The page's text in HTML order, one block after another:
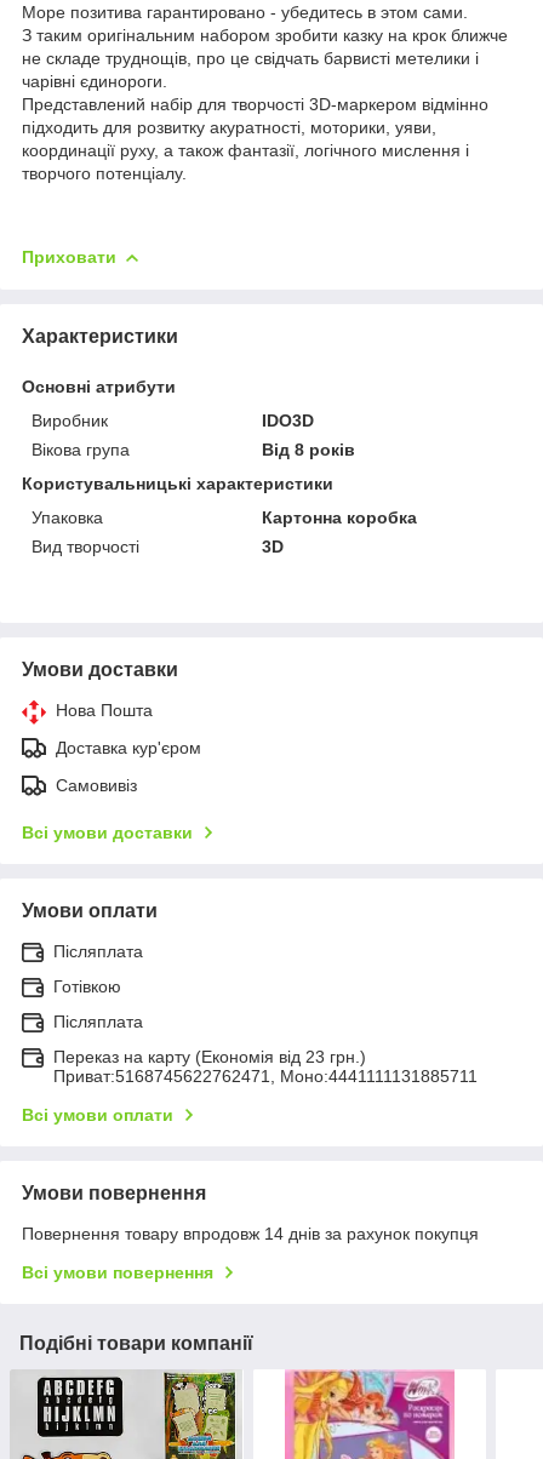
Море позитива гарантировано - убедитесь в этом сами.
З таким оригінальним набором зробити казку на крок ближче
не складе труднощів, про це свідчать барвисті метелики і
чарівні єдинороги.
Представлений набір для творчості 3D-маркером відмінно
підходить для розвитку акуратності, моторики, уяви,
координації руху, а також фантазії, логічного мислення і
творчого потенціалу.
Приховати
Характеристики
Основні атрибути
Виробник
IDO3D
Вікова група
Від 8 років
Користувальницькі характеристики
Упаковка
Картонна коробка
Вид творчості
3D
Умови доставки
Нова Пошта
Доставка кур'єром
Самовивіз
Всі умови доставки
Умови оплати
Післяплата
Готівкою
Післяплата
Переказ на карту (Економія від 23 грн.)
Приват:5168745622762471, Моно:4441111131885711
Всі умови оплати
Умови повернення
Повернення товару впродовж 14 днів за рахунок покупця
Всі умови повернення
Подібні товари компанії